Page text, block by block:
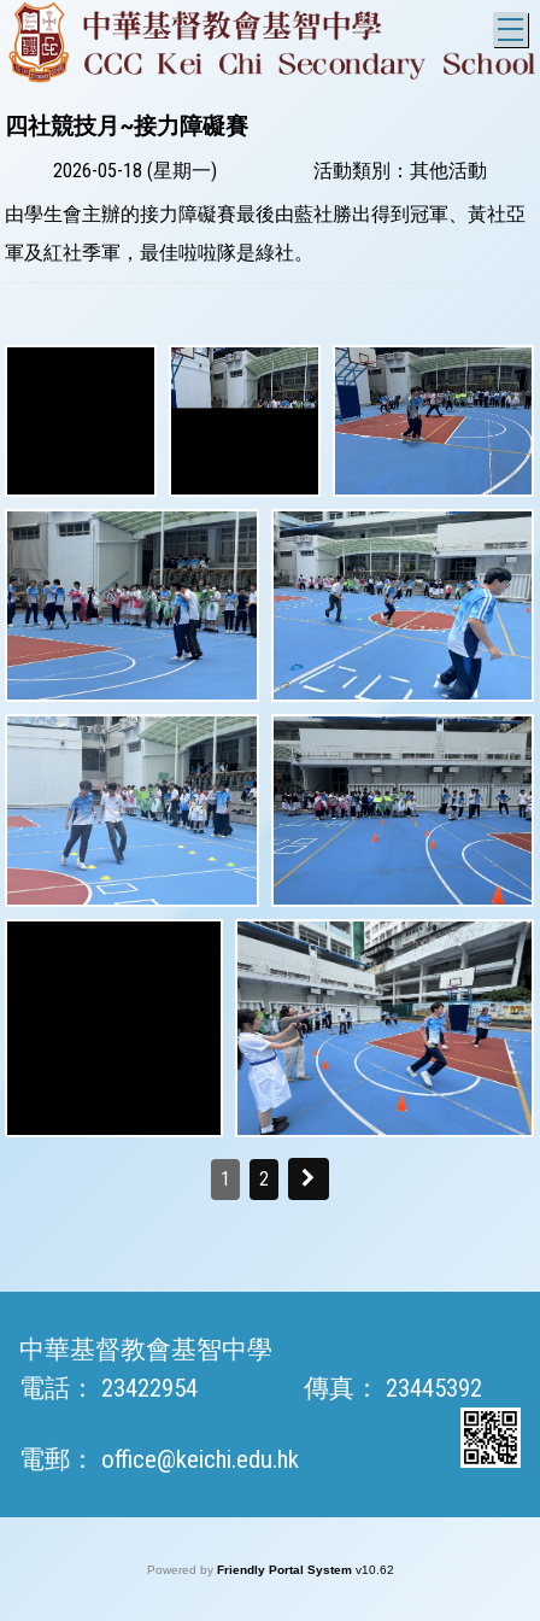
四社競技月~接力障礙賽
2026-05-18 (星期一)
活動類別：其他活動
由學生會主辦的接力障礙賽最後由藍社勝出得到冠軍、黃社亞
軍及紅社季軍，最佳啦啦隊是綠社。
1 2
中華基督教會基智中學
電話：
23422954 傳真： 23445392
電郵： office@keichi.edu.hk
Powered by Friendly Portal System v10.62